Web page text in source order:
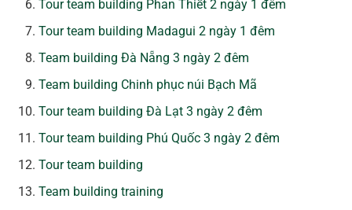
Tour team building Phan Thiết 2 ngày 1 đêm
Tour team building Madagui 2 ngày 1 đêm
Team building Đà Nẵng 3 ngày 2 đêm
Team building Chinh phục núi Bạch Mã
Tour team building Đà Lạt 3 ngày 2 đêm
Tour team building Phú Quốc 3 ngày 2 đêm
Tour team building
Team building training